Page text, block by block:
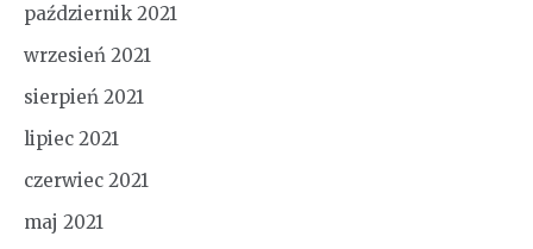
październik 2021
wrzesień 2021
sierpień 2021
lipiec 2021
czerwiec 2021
maj 2021